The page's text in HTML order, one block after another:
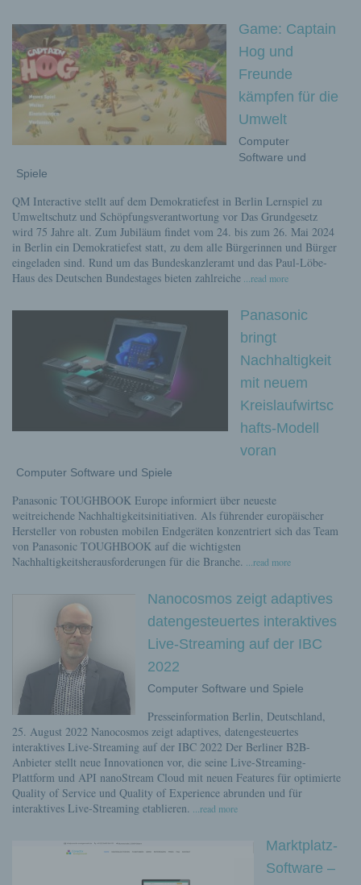
Game: Captain
Hog und
Freunde
kämpfen für die
Umwelt
Computer
Software und
Spiele
QM Interactive stellt auf dem Demokratiefest in Berlin Lernspiel zu
Umweltschutz und Schöpfungsverantwortung vor Das Grundgesetz
wird 75 Jahre alt. Zum Jubiläum findet vom 24. bis zum 26. Mai 2024
in Berlin ein Demokratiefest statt, zu dem alle Bürgerinnen und Bürger
eingeladen sind. Rund um das Bundeskanzleramt und das Paul-Löbe-
Haus des Deutschen Bundestages bieten zahlreiche ...read more
Panasonic
bringt
Nachhaltigkeit
mit neuem
Kreislaufwirtsc
hafts-Modell
voran
Computer Software und Spiele
Panasonic TOUGHBOOK Europe informiert über neueste
weitreichende Nachhaltigkeitsinitiativen. Als führender europäischer
Hersteller von robusten mobilen Endgeräten konzentriert sich das Team
von Panasonic TOUGHBOOK auf die wichtigsten
Nachhaltigkeitsherausforderungen für die Branche. ...read more
Nanocosmos zeigt adaptives
datengesteuertes interaktives
Live-Streaming auf der IBC
2022
Computer Software und Spiele
Presseinformation Berlin, Deutschland,
25. August 2022 Nanocosmos zeigt adaptives, datengesteuertes
interaktives Live-Streaming auf der IBC 2022 Der Berliner B2B-
Anbieter stellt neue Innovationen vor, die seine Live-Streaming-
Plattform und API nanoStream Cloud mit neuen Features für optimierte
Quality of Service und Quality of Experience abrunden und für
interaktives Live-Streaming etablieren. ...read more
Marktplatz-
Software –